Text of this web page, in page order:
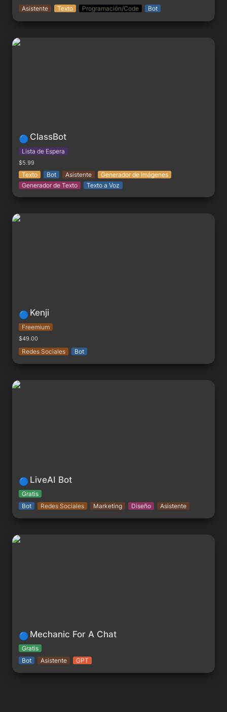
Asistente Texto Programación/Code Bot
ClassBot
🔵 ClassBot
Lista de Espera
$5.99
Texto Bot Asistente
Generador de Imágenes
Generador de Texto
Texto a Voz
Kenji
🔵 Kenji
Freemium
$49.00
Redes Sociales Bot
LiveAI Bot
🔵 LiveAI Bot
Gratis
Bot
Redes Sociales Marketing Diseño Asistente
Mechanic For A Chat
🔵 Mechanic For A Chat
Gratis
Bot
Asistente GPT